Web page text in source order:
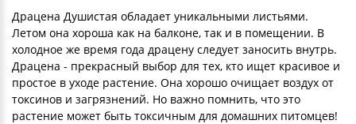
Драцена Душистая обладает уникальными листьями.
Летом она хороша как на балконе, так и в помещении. В
холодное же время года драцену следует заносить внутрь.
Драцена - прекрасный выбор для тех, кто ищет красивое и
простое в уходе растение. Она хорошо очищает воздух от
токсинов и загрязнений. Но важно помнить, что это
растение может быть токсичным для домашних питомцев!